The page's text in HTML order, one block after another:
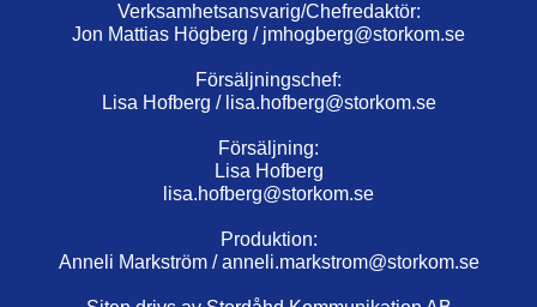
Verksamhetsansvarig/Chefredaktör:
Jon Mattias Högberg / jmhogberg@storkom.se
Försäljningschef:
Lisa Hofberg / lisa.hofberg@storkom.se
Försäljning:
Lisa Hofberg
lisa.hofberg@storkom.se
Produktion:
Anneli Markström /anneli.markstrom@storkom.se